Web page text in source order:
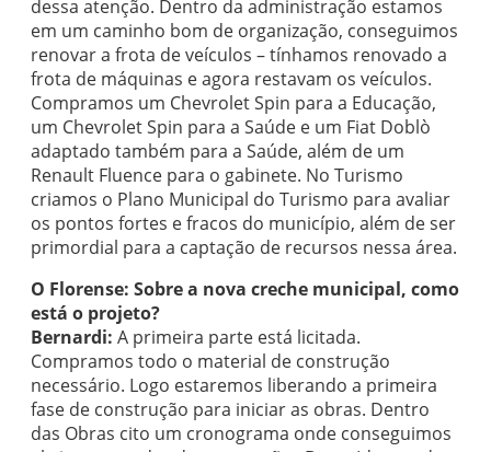
dessa atenção. Dentro da administração estamos
em um caminho bom de organização, conseguimos
renovar a frota de veículos – tínhamos renovado a
frota de máquinas e agora restavam os veículos.
Compramos um Chevrolet Spin para a Educação,
um Chevrolet Spin para a Saúde e um Fiat Doblò
adaptado também para a Saúde, além de um
Renault Fluence para o gabinete. No Turismo
criamos o Plano Municipal do Turismo para avaliar
os pontos fortes e fracos do município, além de ser
primordial para a captação de recursos nessa área.
O Florense: Sobre a nova creche municipal, como
está o projeto?
Bernardi: A primeira parte está licitada.
Compramos todo o material de construção
necessário. Logo estaremos liberando a primeira
fase de construção para iniciar as obras. Dentro
das Obras cito um cronograma onde conseguimos